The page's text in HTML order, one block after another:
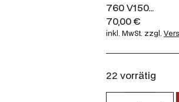
760 V150…
70,00€
inkl. MwSt. zzgl.
22 vorrätig